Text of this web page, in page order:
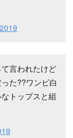
言われたけど
た??ワンピ白
トップスと組